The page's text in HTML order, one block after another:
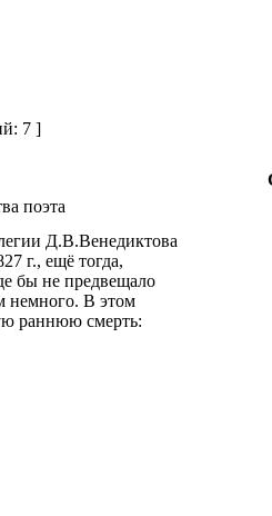
7 ]
поэта
Д.В.Венедиктова
г., ещё тогда,
бы не предвещало
немного. В этом
раннюю смерть: